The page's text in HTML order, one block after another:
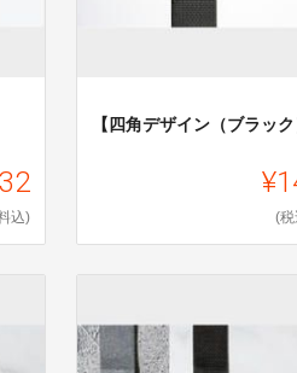
込)
【四角デザイン（ブラック
(